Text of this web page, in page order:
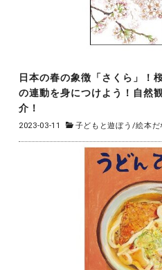
日本の春の象徴「さくら」！
の連動を身につけよう！自然
介！
2023-03-11 子どもと遊ぼう /絵本だ